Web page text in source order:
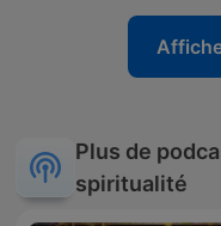
Plus de
spiritualité